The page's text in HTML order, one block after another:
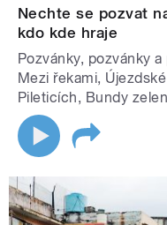
Nechte se pozvat
kdo kde hraje
Pozvánky, pozvánky
Mezi řekami,
Pileticích, Bundy